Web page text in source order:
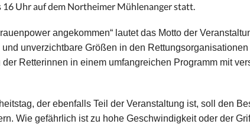
Uhr auf dem Northeimer Mühlenanger statt.
angekommen“ lautet das Motto der
unverzichtbare Größen in den
Retterinnen in einem umfangreichen Programm mit
der ebenfalls Teil der Veranstaltung ist, soll den
Wie gefährlich ist zu hohe Geschwindigkeit oder der